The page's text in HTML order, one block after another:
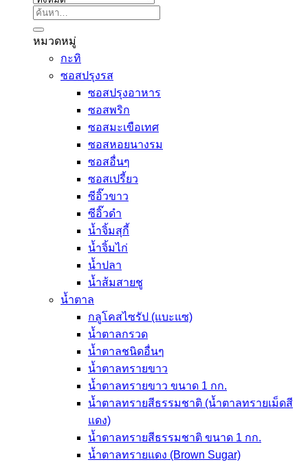
ค้นหา:
หมวดหมู่
กะทิ
ซอสปรุงรส
ซอสปรุงอาหาร
ซอสพริก
ซอสมะเขือเทศ
ซอสหอยนางรม
ซอสอื่นๆ
ซอสเปรี้ยว
ซีอิ๊วขาว
ซีอิ๊วดำ
น้ำจิ้มสุกี้
น้ำจิ้มไก่
น้ำปลา
น้ำส้มสายชู
น้ำตาล
กลูโคสไซรัป (แบะแซ)
น้ำตาลกรวด
น้ำตาลชนิดอื่นๆ
น้ำตาลทรายขาว
น้ำตาลทรายขาว ขนาด 1 กก.
น้ำตาลทรายสีธรรมชาติ (น้ำตาลทรายเม็ดสี
แดง)
น้ำตาลทรายสีธรรมชาติ ขนาด 1 กก.
น้ำตาลทรายแดง (Brown Sugar)